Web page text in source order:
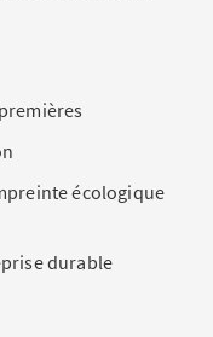
écologique
durable